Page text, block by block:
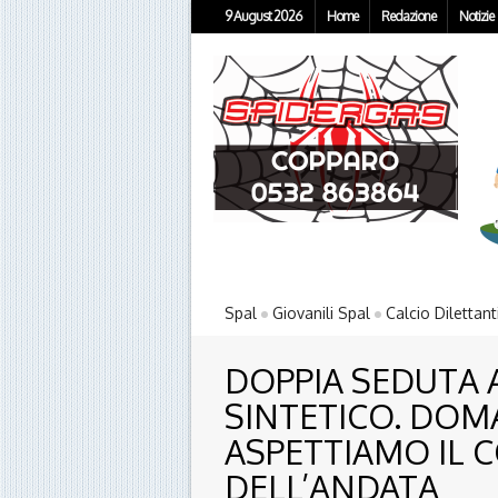
9 August 2026 Home Redazione Notizie
Spal Giovanili Spal Calcio
DOPPIA SEDUTA
SINTETICO.
ASPETTIAMO IL
DELL’ANDATA